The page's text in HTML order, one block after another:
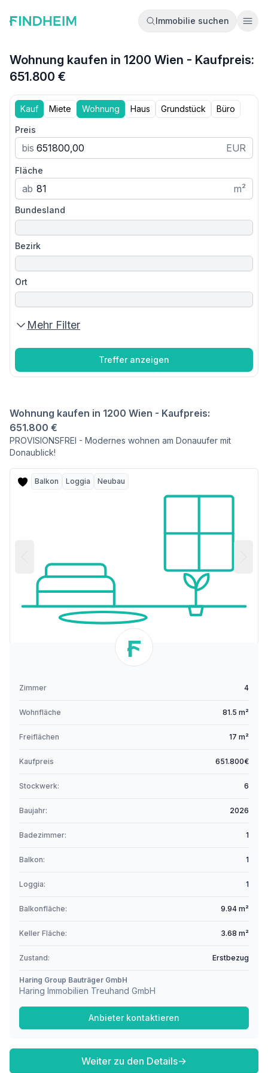
Immobilie suchen
Wohnung kaufen in 1200 Wien - Kaufpreis:
651.800 €
Kauf Miete Wohnung Haus Grundstück Büro
Preis
bis EUR
Fläche
ab m²
Bundesland
Bezirk
Ort
Mehr Filter
Treffer anzeigen
Wohnung kaufen in 1200 Wien - Kaufpreis:
651.800 €
PROVISIONSFREI - Modernes wohnen am Donauufer mit
Donaublick!
Balkon Loggia Neubau
Zimmer 4
Wohnfläche 81.5 m²
Freiflächen 17 m²
Kaufpreis 651.800€
Stockwerk: 6
Baujahr: 2026
Badezimmer: 1
Balkon: 1
Loggia: 1
Balkonfläche: 9.94 m²
Keller Fläche: 3.68 m²
Zustand: Erstbezug
Haring Group Bauträger GmbH
Haring Immobilien Treuhand GmbH
Anbieter kontaktieren
Weiter zu den Details→